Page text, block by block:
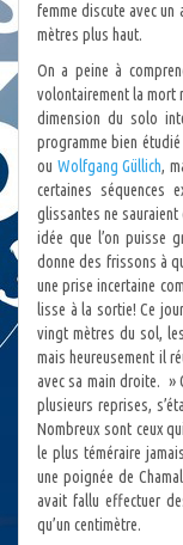
femme discute avec un
mètres plus haut.
On a peine à
volontairement la mort
dimension du solo
programme bien
ou Wolfgang Güllich,
certaines
glissantes ne
idée que l’on puisse
donne des frissons à
une prise incertaine
lisse à la sortie! Ce
vingt mètres du sol,
mais heureusement il
avec sa main droite. »
plusieurs reprises,
Nombreux sont ceux
le plus téméraire
une poignée de
avait fallu effectuer
qu’un centimètre.